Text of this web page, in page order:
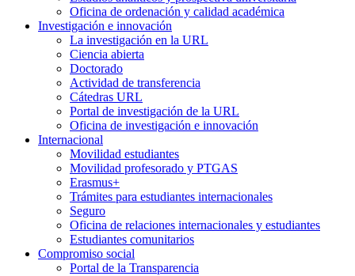
Oficina de ordenación y calidad académica
Investigación e innovación
La investigación en la URL
Ciencia abierta
Doctorado
Actividad de transferencia
Cátedras URL
Portal de investigación de la URL
Oficina de investigación e innovación
Internacional
Movilidad estudiantes
Movilidad profesorado y PTGAS
Erasmus+
Trámites para estudiantes internacionales
Seguro
Oficina de relaciones internacionales y estudiantes
Estudiantes comunitarios
Compromiso social
Portal de la Transparencia